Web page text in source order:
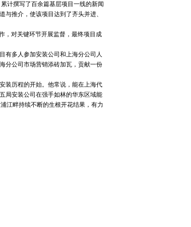
计撰写了百余篇基层项目一线的新闻
推介，使该项目达到了齐头并进、
，对关键环节开展监督，最终项目成
多人参加安装公司和上海分公司人
分公司市场营销添砖加瓦，贡献一份
装历程的开始。他常说，能在上海代
局安装公司在强手如林的华东区域能
江畔持续不断的生根开花结果，有力